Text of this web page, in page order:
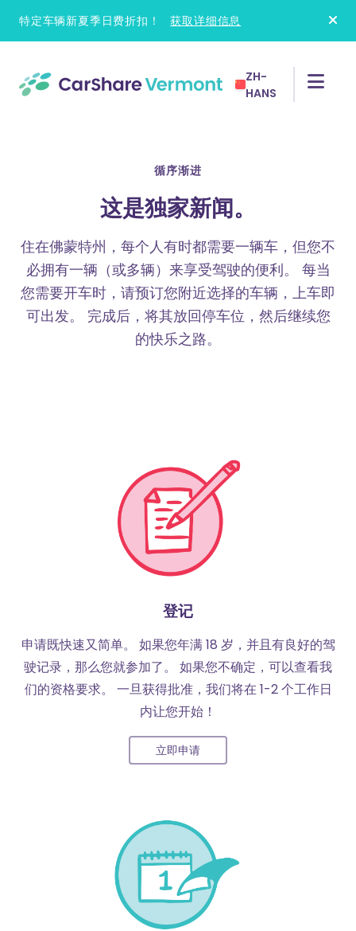
特定车辆新夏季日费折扣！ 获取详细信息
ZH-
HANS
循序渐进
这是独家新闻。
住在佛蒙特州，每个人有时都需要一辆车，但您不
必拥有一辆（或多辆）来享受驾驶的便利。 每当
您需要开车时，请预订您附近选择的车辆，上车即
可出发。 完成后，将其放回停车位，然后继续您
的快乐之路。
登记
申请既快速又简单。 如果您年满 18 岁，并且有良好的驾
驶记录，那么您就参加了。 如果您不确定，可以查看我
们的资格要求。 一旦获得批准，我们将在 1-2 个工作日
内让您开始！
立即申请